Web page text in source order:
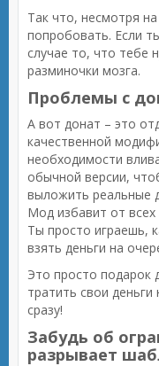
Так что, несмотря
попробовать. Если
случае то, что тебе
разминочки мозга.
Проблемы с
А вот донат – это
качественной
необходимости
обычной версии,
выложить реальные
Мод избавит от
Ты просто играешь,
взять деньги на
Это просто подарок
тратить свои
сразу!
Забудь об
разрывает